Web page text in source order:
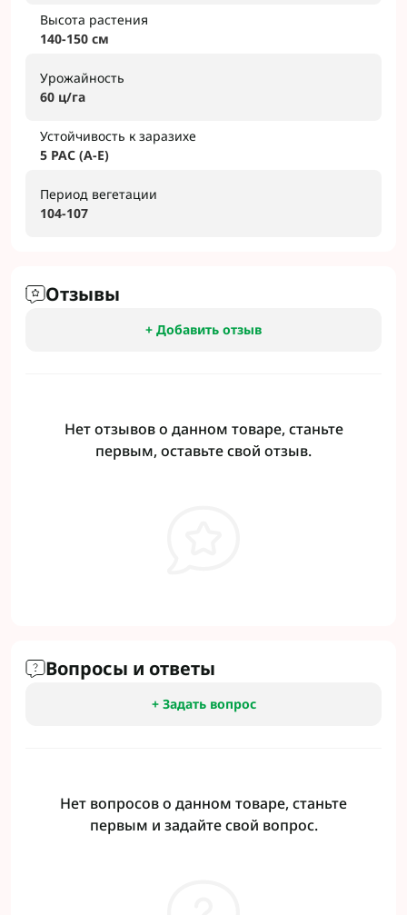
Высота растения
140-150 см
Урожайность
60 ц/га
Устойчивость к заразихе
5 РАС (A-E)
Период вегетации
104-107
Отзывы
+ Добавить отзыв
Нет отзывов о данном товаре, станьте
первым, оставьте свой отзыв.
Вопросы и ответы
+ Задать вопрос
Нет вопросов о данном товаре, станьте
первым и задайте свой вопрос.